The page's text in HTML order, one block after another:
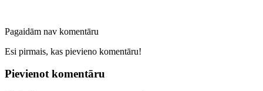
Pagaidām nav komentāru
Esi pirmais, kas pievieno komentāru!
Pievienot komentāru